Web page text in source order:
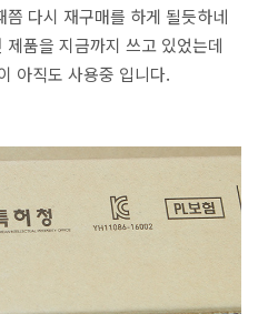
다시 재구매를 하게 될듯하네
품을 지금까지 쓰고 있었는데
아직도 사용중 입니다.